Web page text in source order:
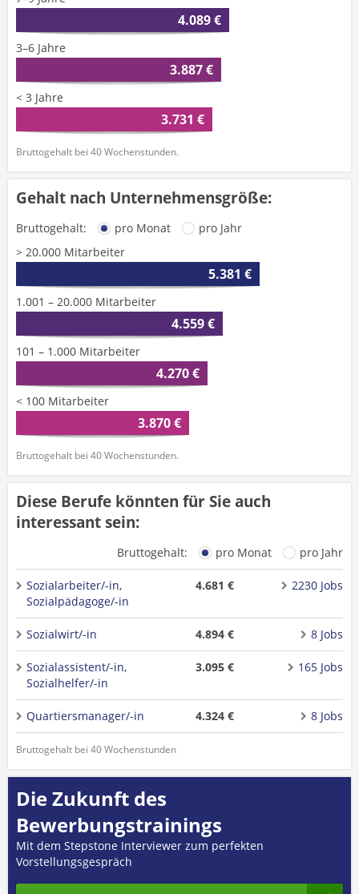
4.089 €
3–6 Jahre
3.887 €
< 3 Jahre
3.731 €
Bruttogehalt bei 40 Wochenstunden.
Gehalt nach Unternehmensgröße:
Bruttogehalt: pro Monat
pro Jahr
> 20.000 Mitarbeiter
5.381 €
1.001 – 20.000 Mitarbeiter
4.559 €
101 – 1.000 Mitarbeiter
4.270 €
< 100 Mitarbeiter
3.870 €
Bruttogehalt bei 40 Wochenstunden.
Diese Berufe könnten für Sie auch
interessant sein:
Bruttogehalt: pro Monat pro Jahr
Sozialarbeiter/-in,
Sozialpädagoge/-in
4.681 € 2230 Jobs
Sozialwirt/-in 4.894 € 8 Jobs
Sozialassistent/-in,
Sozialhelfer/-in
3.095 € 165 Jobs
Quartiersmanager/-in 4.324 € 8 Jobs
Bruttogehalt bei 40 Wochenstunden
Die Zukunft des
Bewerbungstrainings
Mit dem Stepstone Interviewer zum perfekten
Vorstellungsgespräch